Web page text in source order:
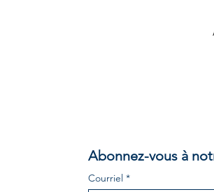
Abonnez-vous à
Courriel